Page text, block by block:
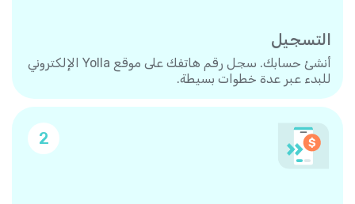
التسجيل
أنشئ حسابك. سجل رقم هاتفك على موقع Yolla الإلكتروني
للبدء عبر عدة خطوات بسيطة.
2